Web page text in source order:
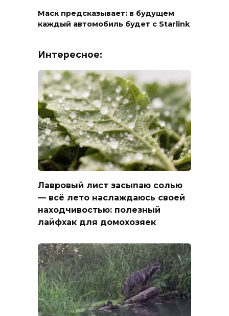
Маск предсказывает: в будущем
каждый автомобиль будет с Starlink
Интересное:
Лавровый лист засыпаю солью
— всё лето наслаждаюсь своей
находчивостью: полезный
лайфхак для домохозяек